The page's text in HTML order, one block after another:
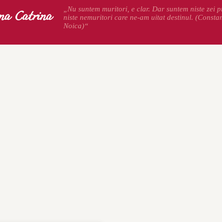
Catrina
„Nu suntem muritori, e clar. Dar suntem niste zei
niste nemuritori care ne-am uitat destinul.
Noica)“